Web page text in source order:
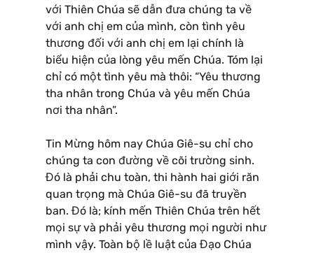
với Thiên Chúa sẽ dẫn đưa chúng ta về
với anh chị em của mình, còn tình yêu
thương đối với anh chị em lại chính là
biểu hiện của lòng yêu mến Chúa. Tóm lại
chỉ có một tình yêu mà thôi: “Yêu thương
tha nhân trong Chúa và yêu mến Chúa
nơi tha nhân”.
Tin Mừng hôm nay Chúa Giê-su chỉ cho
chúng ta con đường về cõi trường sinh.
Đó là phải chu toàn, thi hành hai giới răn
quan trọng mà Chúa Giê-su đã truyền
ban. Đó là; kính mến Thiên Chúa trên hết
mọi sự và phải yêu thương mọi người như
mình vậy. Toàn bộ lề luật của Đạo Chúa